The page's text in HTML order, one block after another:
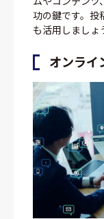
功の鍵です。投
も活用しましょ
オンライ